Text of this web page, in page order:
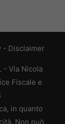
- Disclaimer
- Via Nicola
Fiscale e
in quanto
Non può